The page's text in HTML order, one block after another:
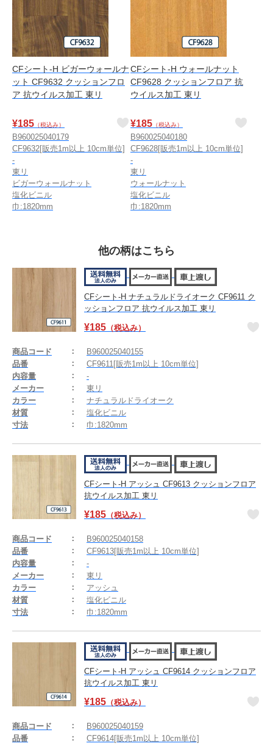
CFシート-H ビガーウォールナ
ット CF9632 クッションフロ
ア 抗ウイルス加工 東リ
¥185 （税込み）
B960025040179
CF9632[販売1m以上 10cm単位]
-
東リ
ビガーウォールナット
塩化ビニル
巾:1820mm
CFシート-H ウォールナット
CF9628 クッションフロア 抗
ウイルス加工 東リ
¥185 （税込み）
B960025040180
CF9628[販売1m以上 10cm単位]
-
東リ
ウォールナット
塩化ビニル
巾:1820mm
他の柄はこちら
CFシート-H ナチュラルドライオーク CF9611 ク
ッションフロア 抗ウイルス加工 東リ
¥185 （税込み）
商品コード
B960025040155
品番
CF9611[販売1m以上 10cm単位]
内容量
-
メーカー
東リ
カラー
ナチュラルドライオーク
材質
塩化ビニル
寸法
巾:1820mm
CFシート-H アッシュ CF9613 クッションフロア
抗ウイルス加工 東リ
¥185 （税込み）
商品コード
B960025040158
品番
CF9613[販売1m以上 10cm単位]
内容量
-
メーカー
東リ
カラー
アッシュ
材質
塩化ビニル
寸法
巾:1820mm
CFシート-H アッシュ CF9614 クッションフロア
抗ウイルス加工 東リ
¥185 （税込み）
商品コード
B960025040159
品番
CF9614[販売1m以上 10cm単位]